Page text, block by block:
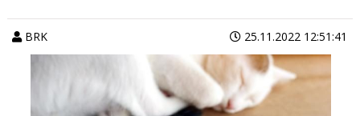
BRK 25.11.2022 12:51:41